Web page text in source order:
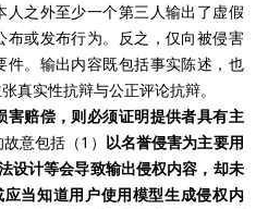
之外至少一个第三人输出了虚假
布或发布行为。反之，仅向被侵害
件。输出内容既包括事实陈述，也
真实性抗辩与公正评论抗辩。
害赔偿，则必须证明提供者具有主
意包括（1） 以名誉侵害为主要用
设计等会导致输出侵权内容，却未
应当知道用户使用模型生成侵权内